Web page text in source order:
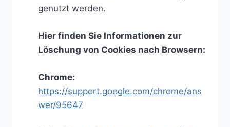
genutzt werden.
Hier finden Sie Informationen zur
Löschung von Cookies nach Browsern:
Chrome:
https://support.google.com/chrome/ans
wer/95647